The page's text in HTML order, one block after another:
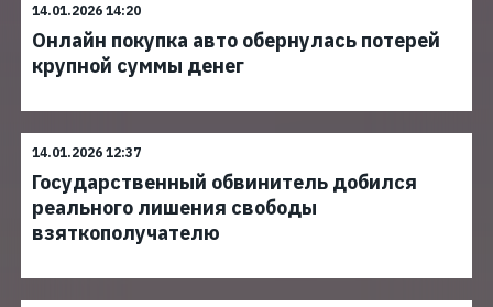
14.01.2026 14:20
Онлайн покупка авто обернулась потерей
крупной суммы денег
14.01.2026 12:37
Государственный обвинитель добился
реального лишения свободы
взяткополучателю